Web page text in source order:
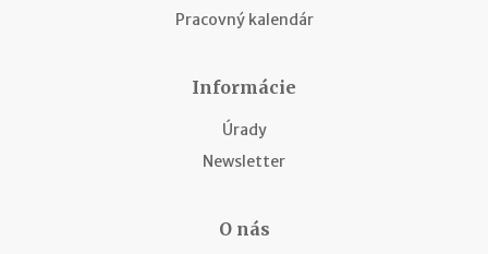
Pracovný kalendár
Informácie
Úrady
Newsletter
O nás